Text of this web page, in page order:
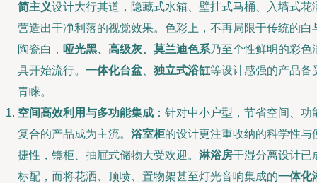
简主义设计大行其道，隐藏式水箱、壁挂式马桶、入墙式花
营造出干净利落的视觉效果。色彩上，不再局限于传统的白
陶瓷白， 哑光黑、高级灰、莫兰迪色系乃至个性鲜明的彩色
具开始流行。 一体化台盆 独立式浴缸等设计感强的产品备
青睐。
空间高效利用与多功能集成 ：针对中小户型，节省空间、功
复合的产品成为主流。 浴室柜的设计更注重收纳的科学性与
捷性，镜柜、抽屉式储物大受欢迎。 淋浴房干湿分离设计已
标配，而将花洒、顶喷、置物架甚至灯光音响集成的一体化